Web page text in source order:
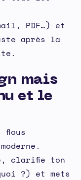
PDF…) et
après la
mais
et le
flous
clarifie ton
?) et mets